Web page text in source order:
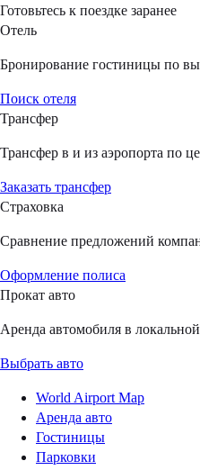
Готовьтесь к поездке заранее
Отель
Бронирование гостиницы по
Поиск отеля
Трансфер
Трансфер в и из аэропорта по
Заказать трансфер
Страховка
Сравнение предложений
Оформление полиса
Прокат авто
Аренда автомобиля в
Выбрать авто
World Airport Map
Аренда авто
Гостиницы
Парковки